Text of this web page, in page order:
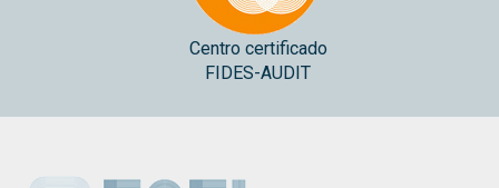
Centro certificado
FIDES-AUDIT
ESEI